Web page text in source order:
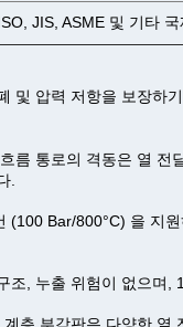
JIS, ASME 및 기타 국
및 압력 저항을 보장하
름 통로의 격동은 열 전
.
(100 Bar/800°C) 을 지
조, 누출 위험이 없으며,